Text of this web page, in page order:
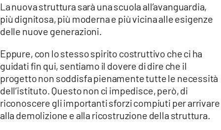
La nuova struttura sarà una scuola all’avanguardia,
più dignitosa, più moderna e più vicina alle esigenze
delle nuove generazioni.
Eppure, con lo stesso spirito costruttivo che ci ha
guidati fin qui, sentiamo il dovere di dire che il
progetto non soddisfa pienamente tutte le necessità
dell’istituto. Questo non ci impedisce, però, di
riconoscere gli importanti sforzi compiuti per arrivare
alla demolizione e alla ricostruzione della struttura.